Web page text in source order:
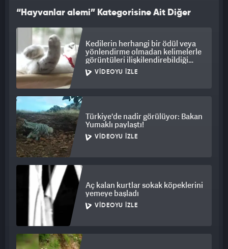
“Hayvanlar alemi” Kategorisine Ait Diğer
Videolar
Kedilerin herhangi bir ödül veya
yönlendirme olmadan kelimelerle
görüntüleri ilişkilendirebildiği
tespit edildi
VIDEOYU İZLE
Türkiye'de nadir görülüyor: Bakan
Yumaklı paylaştı!
VIDEOYU İZLE
Aç kalan kurtlar sokak köpeklerini
yemeye başladı
VIDEOYU İZLE